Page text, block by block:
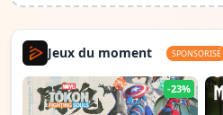
Jeux du moment SPONSORISÉ
-23%